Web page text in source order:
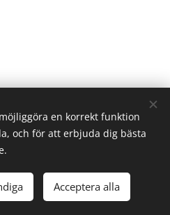
en korrekt funktion
och för att erbjuda dig bästa
Acceptera alla